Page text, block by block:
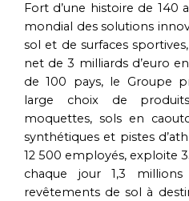
Fort d’une histoire de 140
mondial des solutions
sol et de surfaces
net de 3 milliards d’euro
de 100 pays, le Groupe
large choix de
moquettes, sols en
synthétiques et pistes
12 500 employés, exploite
chaque jour 1,3
revêtements de sol à